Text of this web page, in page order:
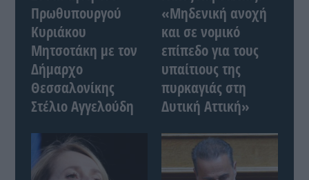
Πρωθυπουργού
Κυριάκου
Μητσοτάκη με τον
Δήμαρχο
Θεσσαλονίκης
Στέλιο Αγγελούδη
«Μηδενική ανοχή
και σε νομικό
επίπεδο για τους
υπαίτιους της
πυρκαγιάς στη
Δυτική Αττική»